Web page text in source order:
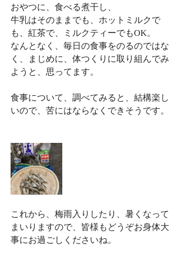
おやつに、食べる煮干し、
牛乳はそのままでも、ホットミルクで
も、紅茶で、ミルクティーでもOK。
なんとなく、毎日の食事をのるのではな
く、まじめに、体つくりに取り組んでみ
ようと、思ってます。
食事について、調べてみると、結構楽し
いので、苦にはならなくできそうです。
これから、梅雨入りしたり、暑くなって
まいりますので、皆様もどうぞお身体大
事にお過ごしくださいね。